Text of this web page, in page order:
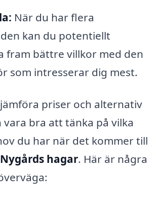
När du har flera
kan du potentiellt
fram bättre villkor med den
som intresserar dig mest.
priser och alternativ
vara bra att tänka på vilka
du har när det kommer till
hagar. Här är några